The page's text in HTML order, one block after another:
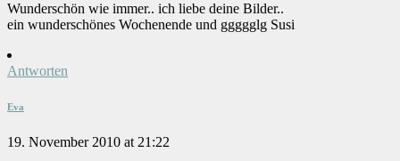
Wunderschön wie immer.. ich liebe deine Bilder..
ein wunderschönes Wochenende und ggggglg Susi
Antworten
Eva
19. November 2010 at 21:22